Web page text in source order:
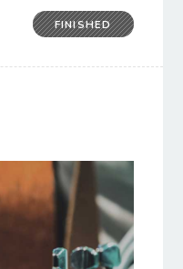
FINISHED